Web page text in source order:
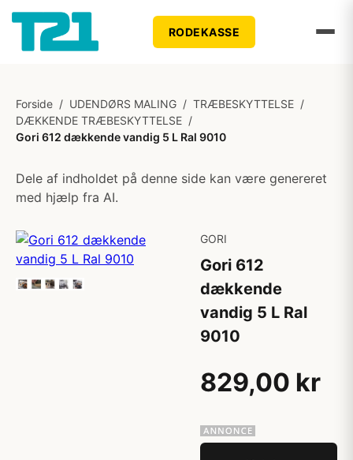
RODEKASSE
Forside / UDENDØRS MALING / TRÆBESKYTTELSE /
DÆKKENDE TRÆBESKYTTELSE /
Gori 612 dækkende vandig 5 L Ral 9010
Dele af indholdet på denne side kan være genereret
med hjælp fra AI.
GORI
Gori 612
dækkende
vandig 5 L Ral
9010
829,00 kr